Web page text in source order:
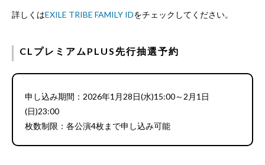
詳しくはEXILE TRIBE FAMILY IDをチェックしてください。
CLプレミアムPLUS先行抽選予約
申し込み期間：2026年1月28日(水)15:00～2月1日
(日)23:00
枚数制限：各公演4枚まで申し込み可能